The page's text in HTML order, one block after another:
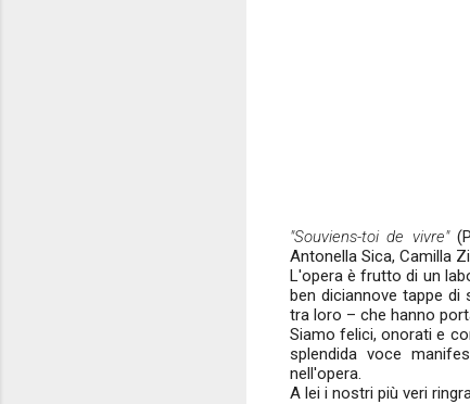
"Souviens-toi de vivre"
Antonella Sica, Camilla
L'opera è frutto di un
ben diciannove tappe
tra loro – che hanno
Siamo felici, onorati e
splendida voce
nell'opera.
A lei i nostri più veri